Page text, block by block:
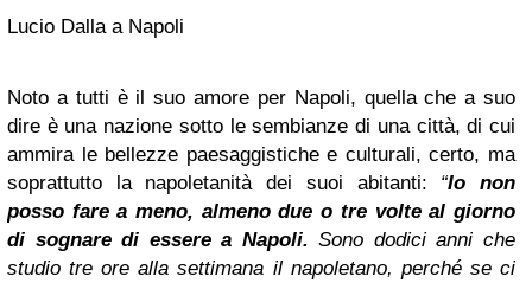
Lucio Dalla a Napoli
Noto a tutti è il suo amore per Napoli, quella che a suo
dire è una nazione sotto le sembianze di una città, di cui
ammira le bellezze paesaggistiche e culturali, certo, ma
soprattutto la napoletanità dei suoi abitanti: “Io non
posso fare a meno, almeno due o tre volte al giorno
di sognare di essere a Napoli. Sono dodici anni che
studio tre ore alla settimana il napoletano, perché se ci